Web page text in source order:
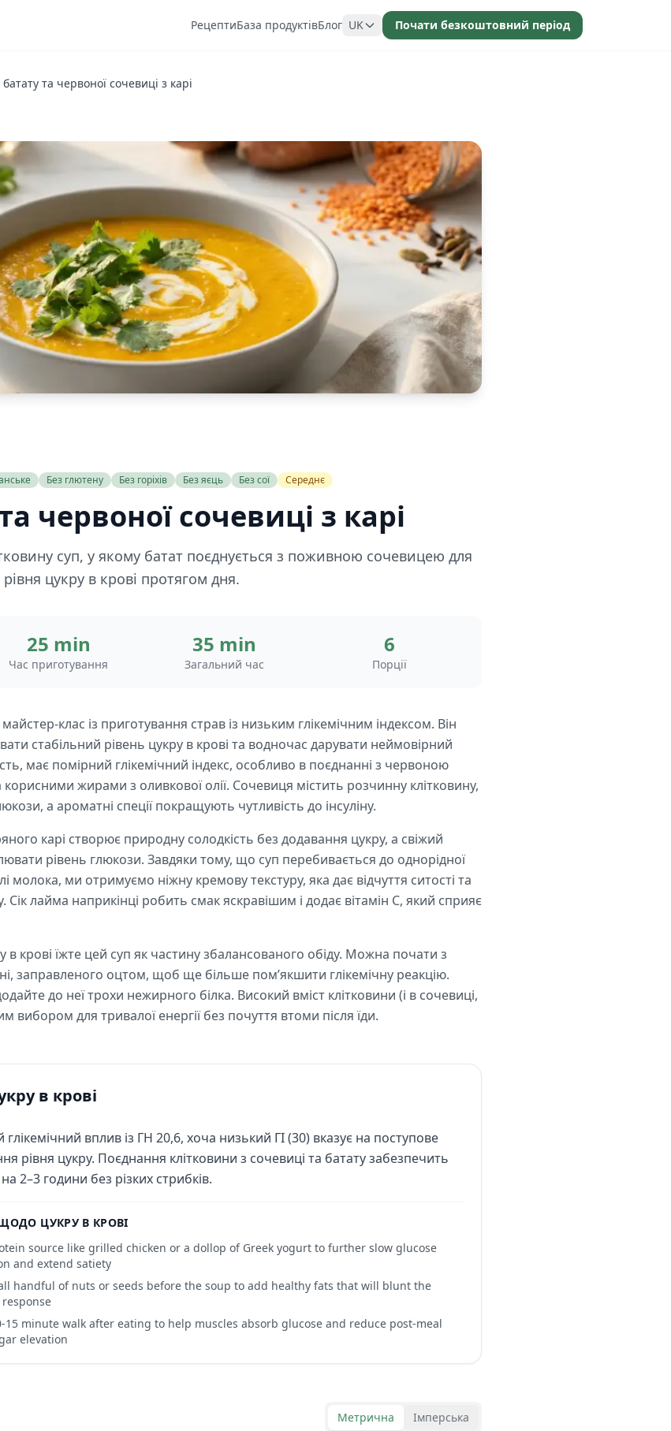
РецептиБаза продуктівБлог UK Почати безкоштовний період
батату та червоної сочевиці з карі
Без глютену Без горіхів Без яєць Без сої Середнє
червоної сочевиці з карі
суп, у якому батат поєднується з поживною сочевицею для
рівня цукру в крові протягом дня.
25 min
Час приготування
35 min
Загальний час
6
Порції
клас із приготування страв із низьким глікемічним індексом. Він
стабільний рівень цукру в крові та водночас дарувати неймовірний
має помірний глікемічний індекс, особливо в поєднанні з червоною
жирами з оливкової олії. Сочевиця містить розчинну клітковину,
а ароматні спеції покращують чутливість до інсуліну.
карі створює природну солодкість без додавання цукру, а свіжий
рівень глюкози. Завдяки тому, що суп перебивається до однорідної
молока, ми отримуємо ніжну кремову текстуру, яка дає відчуття ситості та
Сік лайма наприкінці робить смак яскравішим і додає вітамін С, який сприяє
крові їжте цей суп як частину збалансованого обіду. Можна почати з
заправленого оцтом, щоб ще більше пом’якшити глікемічну реакцію.
до неї трохи нежирного білка. Високий вміст клітковини (і в сочевиці,
вибором для тривалої енергії без почуття втоми після їди.
в крові
вплив із ГН 20,6, хоча низький ГІ (30) вказує на поступове
рівня цукру. Поєднання клітковини з сочевиці та батату забезпечить
2–3 години без різких стрибків.
ЦУКРУ В КРОВІ
source like grilled chicken or a dollop of Greek yogurt to further slow glucose
and extend satiety
handful of nuts or seeds before the soup to add healthy fats that will blunt the
15 minute walk after eating to help muscles absorb glucose and reduce post-meal
elevation
Метрична Імперська